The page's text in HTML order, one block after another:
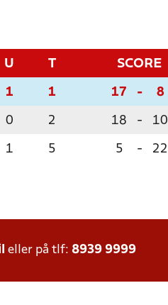
U T SCORE
1 1 17 - 8
0 2 18 - 10
1 5 5 - 22
eller på tlf: 8939 9999